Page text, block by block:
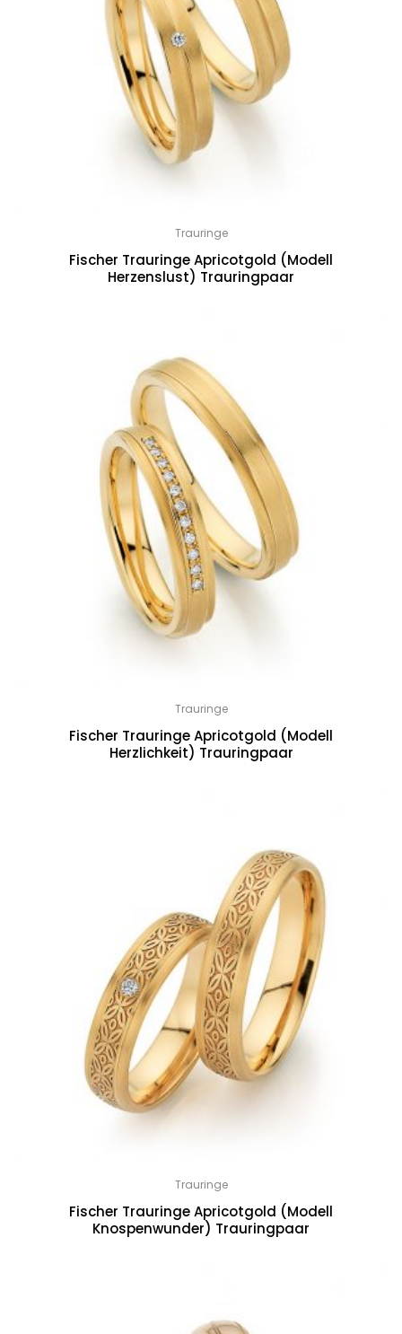
Trauringe
Fischer Trauringe Apricotgold (Modell
Herzenslust) Trauringpaar
Trauringe
Fischer Trauringe Apricotgold (Modell
Herzlichkeit) Trauringpaar
Trauringe
Fischer Trauringe Apricotgold (Modell
Knospenwunder) Trauringpaar